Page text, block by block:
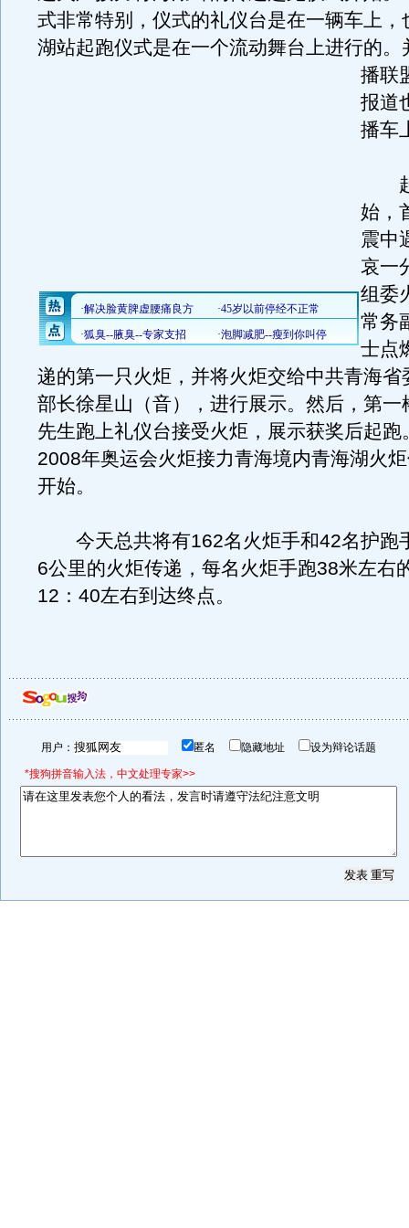
式非常特别，仪式的礼仪台是在一辆车上，
湖站起跑仪式是在一个流动舞台上进行的。
播联
报道
播车
起
始，
震中
哀一
组委
常务
士点
递的第一只火炬，并将火炬交给中共青海省
部长徐星山（音），进行展示。然后，第一
先生跑上礼仪台接受火炬，展示获奖后起跑
2008年奥运会火炬接力青海境内青海湖火
开始。
今天总共将有162名火炬手和42名护跑
6公里的火炬传递，每名火炬手跑38米左右
12：40左右到达终点。
用户： 匿名 隐藏地址 设为辩论话题
*搜狗拼音输入法，中文处理专家>>